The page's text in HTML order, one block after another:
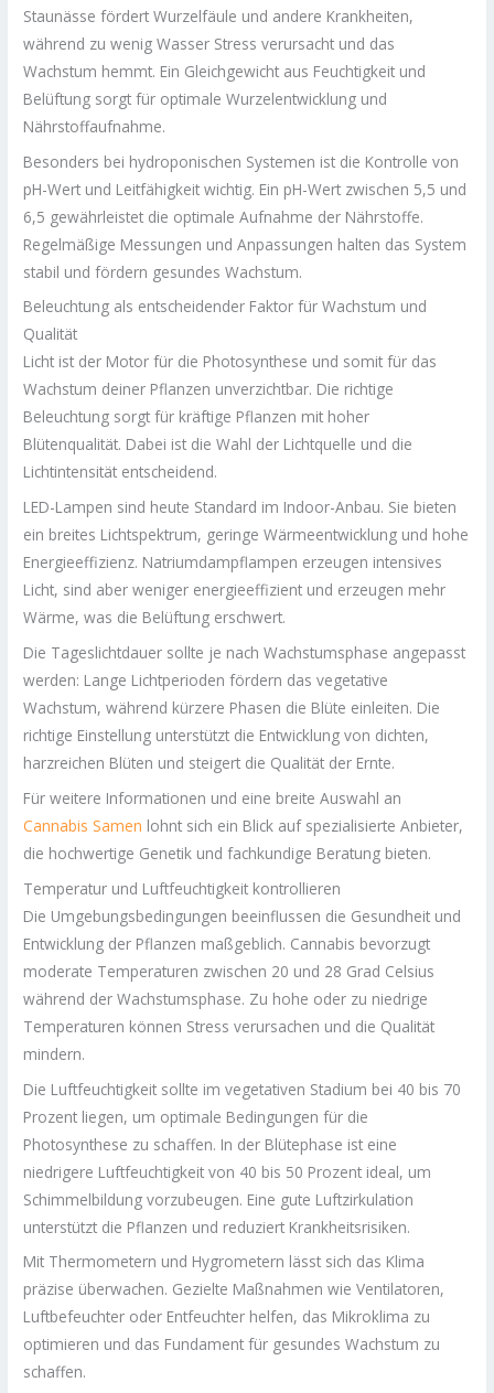
Staunässe fördert Wurzelfäule und andere Krankheiten,
während zu wenig Wasser Stress verursacht und das
Wachstum hemmt. Ein Gleichgewicht aus Feuchtigkeit und
Belüftung sorgt für optimale Wurzelentwicklung und
Nährstoffaufnahme.
Besonders bei hydroponischen Systemen ist die Kontrolle von
pH-Wert und Leitfähigkeit wichtig. Ein pH-Wert zwischen 5,5 und
6,5 gewährleistet die optimale Aufnahme der Nährstoffe.
Regelmäßige Messungen und Anpassungen halten das System
stabil und fördern gesundes Wachstum.
Beleuchtung als entscheidender Faktor für Wachstum und
Qualität
Licht ist der Motor für die Photosynthese und somit für das
Wachstum deiner Pflanzen unverzichtbar. Die richtige
Beleuchtung sorgt für kräftige Pflanzen mit hoher
Blütenqualität. Dabei ist die Wahl der Lichtquelle und die
Lichtintensität entscheidend.
LED-Lampen sind heute Standard im Indoor-Anbau. Sie bieten
ein breites Lichtspektrum, geringe Wärmeentwicklung und hohe
Energieeffizienz. Natriumdampflampen erzeugen intensives
Licht, sind aber weniger energieeffizient und erzeugen mehr
Wärme, was die Belüftung erschwert.
Die Tageslichtdauer sollte je nach Wachstumsphase angepasst
werden: Lange Lichtperioden fördern das vegetative
Wachstum, während kürzere Phasen die Blüte einleiten. Die
richtige Einstellung unterstützt die Entwicklung von dichten,
harzreichen Blüten und steigert die Qualität der Ernte.
Für weitere Informationen und eine breite Auswahl an
Cannabis Samen lohnt sich ein Blick auf spezialisierte Anbieter,
die hochwertige Genetik und fachkundige Beratung bieten.
Temperatur und Luftfeuchtigkeit kontrollieren
Die Umgebungsbedingungen beeinflussen die Gesundheit und
Entwicklung der Pflanzen maßgeblich. Cannabis bevorzugt
moderate Temperaturen zwischen 20 und 28 Grad Celsius
während der Wachstumsphase. Zu hohe oder zu niedrige
Temperaturen können Stress verursachen und die Qualität
mindern.
Die Luftfeuchtigkeit sollte im vegetativen Stadium bei 40 bis 70
Prozent liegen, um optimale Bedingungen für die
Photosynthese zu schaffen. In der Blütephase ist eine
niedrigere Luftfeuchtigkeit von 40 bis 50 Prozent ideal, um
Schimmelbildung vorzubeugen. Eine gute Luftzirkulation
unterstützt die Pflanzen und reduziert Krankheitsrisiken.
Mit Thermometern und Hygrometern lässt sich das Klima
präzise überwachen. Gezielte Maßnahmen wie Ventilatoren,
Luftbefeuchter oder Entfeuchter helfen, das Mikroklima zu
optimieren und das Fundament für gesundes Wachstum zu
schaffen.